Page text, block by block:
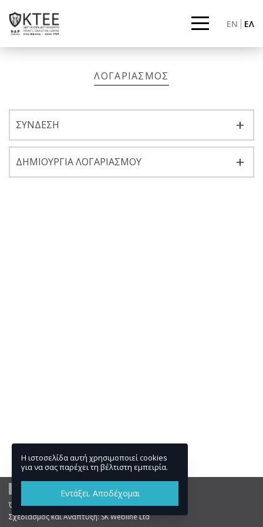
EN ΕΛ
ΛΟΓΑΡΙΑΣΜΟΣ
ΣΥΝΔΕΣΗ
ΔΗΜΙΟΥΡΓΙΑ ΛΟΓΑΡΙΑΣΜΟΥ
Όροι και Πολιτικές
Σχεδιασμός και Ανάπτυξη:SK Webline Ltd
Η ιστοσελίδα αυτή χρησιμοποιεί cookies
για να σας παρέχει τη βέλτιστη εμπειρία.
Εντάξει. Αποδέχομαι